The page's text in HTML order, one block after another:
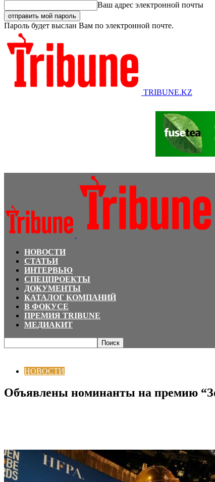
Ваш адрес электронной почты
Пароль будет выслан Вам по электронной почте.
TRIBUNE.KZ
НОВОСТИ
СТАТЬИ
ИНТЕРВЬЮ
СПЕЦПРОЕКТЫ
ДОКУМЕНТЫ
КАТАЛОГ КОМПАНИЙ
В ФОКУСЕ
ПРЕМИЯ TRIBUNE
МЕДИАКИТ
НОВОСТИ
Объявлены номинанты на премию